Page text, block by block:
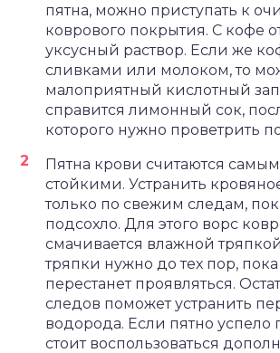
пятна, можно приступать к
коврового покрытия. С кофе
уксусный раствор. Если же
сливками или молоком, то
малоприятный кислотный
справится лимонный сок,
которого нужно проветрить
Пятна крови считаются
стойкими. Устранить
только по свежим следам,
подсохло. Для этого ворс
смачивается влажной
тряпки нужно до тех пор,
перестанет проявляться.
следов поможет устранить
водорода. Если пятно успело
стоит воспользоваться